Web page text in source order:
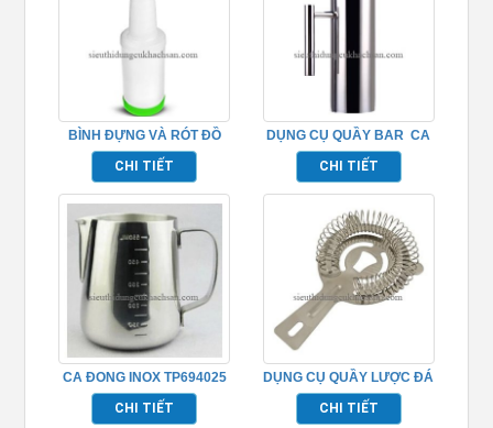
BÌNH ĐỰNG VÀ RÓT ĐỒ
JUICE PHA CHẾ TP694034
CHI TIẾT
DỤNG CỤ QUẦY BAR CA
TRÀ ĐÁ INOX TP694019
CHI TIẾT
CA ĐONG INOX TP694025
CHI TIẾT
DỤNG CỤ QUẦY LƯỢC ĐÁ
TP694035
CHI TIẾT